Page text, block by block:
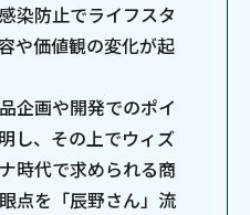
染防止でライフスタ
や価値観の変化が起
企画や開発でのポイ
し、その上でウィズ
時代で求められる商
点を「辰野さん」流